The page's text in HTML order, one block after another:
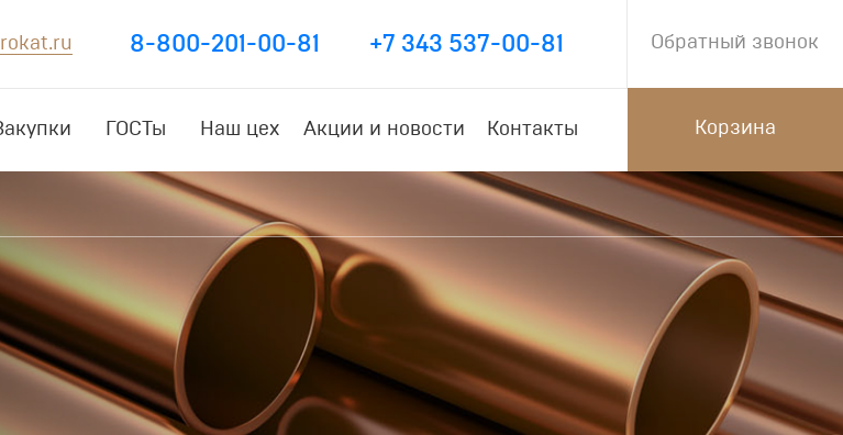
8-800-201-00-81 +7 343 537-00-81
ГОСТы Наш цех Акции и новости Контакты
Обратный звонок
Корзина